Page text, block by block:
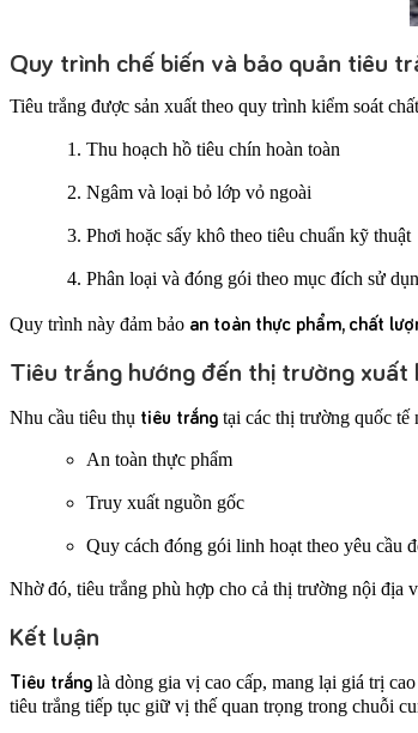
Quy trình chế biến và bảo quản tiêu
Tiêu trắng được sản xuất theo quy trình kiểm soát
Thu hoạch hồ tiêu chín hoàn toàn
Ngâm và loại bỏ lớp vỏ ngoài
Phơi hoặc sấy khô theo tiêu chuẩn kỹ thuật
Phân loại và đóng gói theo mục đích sử
Quy trình này đảm bảo an toàn thực phẩm, chất
Tiêu trắng hướng đến thị trường xuất
Nhu cầu tiêu thụ tiêu trắng tại các thị trường quốc tế
An toàn thực phẩm
Truy xuất nguồn gốc
Quy cách đóng gói linh hoạt theo yêu cầu
Nhờ đó, tiêu trắng phù hợp cho cả thị trường nội địa
Kết luận
Tiêu trắng là dòng gia vị cao cấp, mang lại giá trị
tiêu trắng tiếp tục giữ vị thế quan trọng trong chuỗi